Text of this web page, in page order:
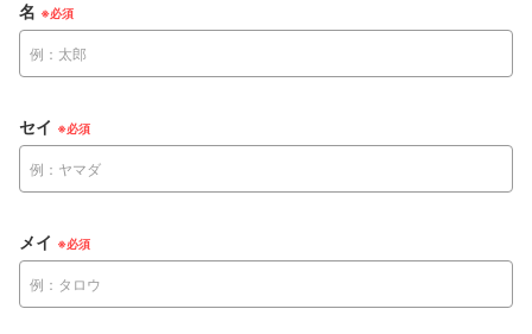
名
セイ
メイ